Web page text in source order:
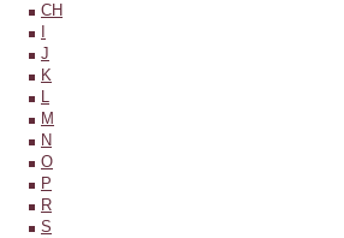
CH
J
K
L
M
N
O
P
R
S